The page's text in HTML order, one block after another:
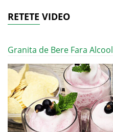
RETETE VIDEO
Granita de Bere Fara Alcool